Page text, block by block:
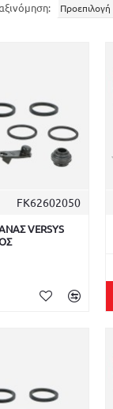
FK62602050
VERSYS